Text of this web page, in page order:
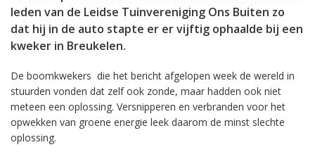
leden van de Leidse Tuinvereniging Ons Buiten zo
dat hij in de auto stapte er er vijftig ophaalde bij een
kweker in Breukelen.
De boomkwekers die het bericht afgelopen week de wereld in
stuurden vonden dat zelf ook zonde, maar hadden ook niet
meteen een oplossing. Versnipperen en verbranden voor het
opwekken van groene energie leek daarom de minst slechte
oplossing.